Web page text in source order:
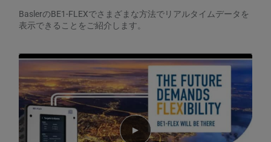
BaslerのBE1-FLEXでさまざまな方法でリアルタイムデータを
表示できることをご紹介します。
Play video